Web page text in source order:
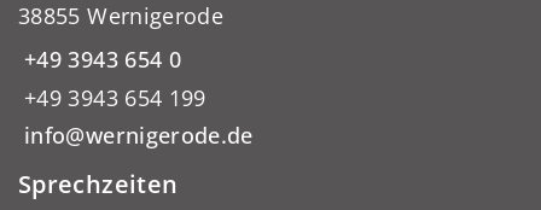
38855 Wernigerode
+49 3943 654 0
+49 3943 654 199
info@wernigerode.de
Sprechzeiten